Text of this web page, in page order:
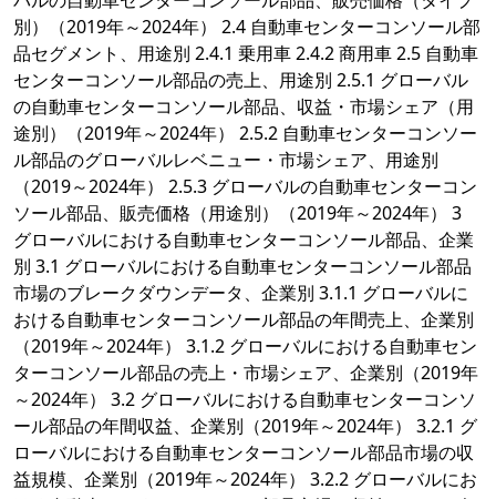
別）（2019年～2024年） 2.4 自動車センターコンソール部
品セグメント、用途別 2.4.1 乗用車 2.4.2 商用車 2.5 自動車
センターコンソール部品の売上、用途別 2.5.1 グローバル
の自動車センターコンソール部品、収益・市場シェア（用
途別）（2019年～2024年） 2.5.2 自動車センターコンソー
ル部品のグローバルレベニュー・市場シェア、用途別
（2019～2024年） 2.5.3 グローバルの自動車センターコン
ソール部品、販売価格（用途別）（2019年～2024年） 3
グローバルにおける自動車センターコンソール部品、企業
別 3.1 グローバルにおける自動車センターコンソール部品
市場のブレークダウンデータ、企業別 3.1.1 グローバルに
おける自動車センターコンソール部品の年間売上、企業別
（2019年～2024年） 3.1.2 グローバルにおける自動車セン
ターコンソール部品の売上・市場シェア、企業別（2019年
～2024年） 3.2 グローバルにおける自動車センターコンソ
ール部品の年間収益、企業別（2019年～2024年） 3.2.1 グ
ローバルにおける自動車センターコンソール部品市場の収
益規模、企業別（2019年～2024年） 3.2.2 グローバルにお